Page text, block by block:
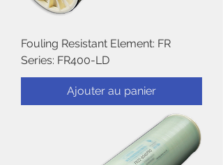
Fouling Resistant Element: FR
Series: FR400-LD
Ajouter au panier